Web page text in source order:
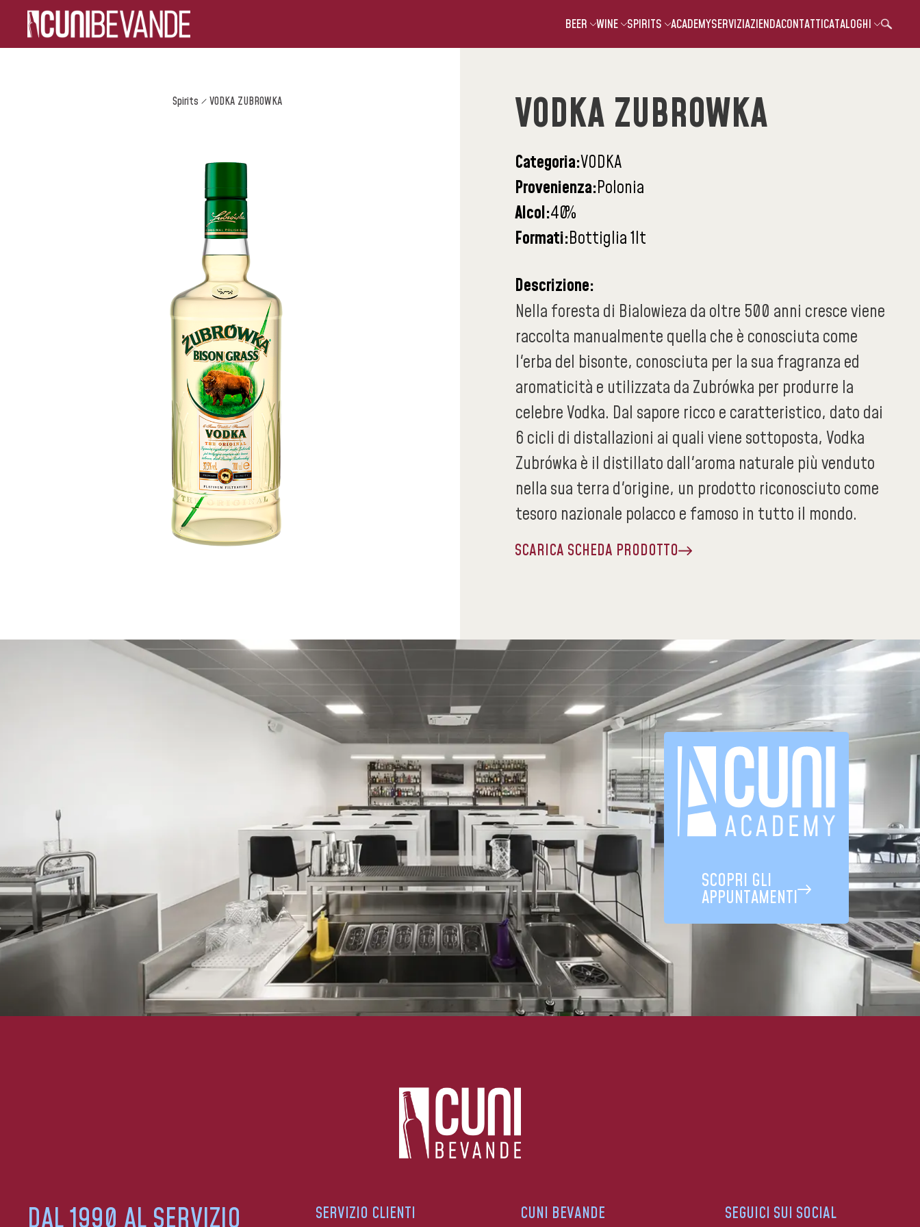
BEER WINE SPIRITS ACADEMYSERVIZIAZIENDACONTATTICATALOGHI
Spirits VODKA ZUBROWKA VODKA ZUBROWKA
Categoria:VODKA
Provenienza:Polonia
Alcol:40%
Formati:Bottiglia 1lt
Descrizione:
Nella foresta di Bialowieza da oltre 500 anni cresce viene
raccolta manualmente quella che è conosciuta come
l'erba del bisonte, conosciuta per la sua fragranza ed
aromaticità e utilizzata da Zubrówka per produrre la
celebre Vodka. Dal sapore ricco e caratteristico, dato dai
6 cicli di distallazioni ai quali viene sottoposta, Vodka
Zubrówka è il distillato dall'aroma naturale più venduto
nella sua terra d'origine, un prodotto riconosciuto come
tesoro nazionale polacco e famoso in tutto il mondo.
SCARICA SCHEDA PRODOTTO
SCOPRI GLI
APPUNTAMENTI
DAL 1990 AL SERVIZIO SERVIZIO CLIENTI CUNI BEVANDE SEGUICI SUI SOCIAL